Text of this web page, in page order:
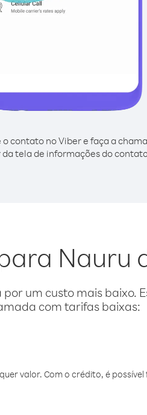
o contato no Viber e faça a
tela de informações do
Nauru
um custo mais baixo.
com tarifas baixas:
valor. Com o crédito, é